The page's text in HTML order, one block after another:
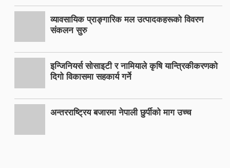
व्यावसायिक प्राङ्गारिक मल उत्पादकहरूको विवरण
संकलन सुरु
इन्जिनियर्स सोसाइटी र नामियाले कृषि यान्त्रिकीकरणको
दिगो विकासमा सहकार्य गर्ने
अन्तरराष्ट्रिय बजारमा नेपाली छुर्पीको माग उच्च